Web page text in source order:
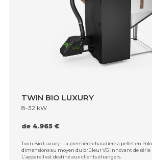
TWIN BIO LUXURY
8-32 kW
de 4.965 €
Twin Bio Luxury - La première chaudière à pellet en
dimensions au moyen du brûleur VG innovant de
L᾿appareil est destiné aux clients étrangers.